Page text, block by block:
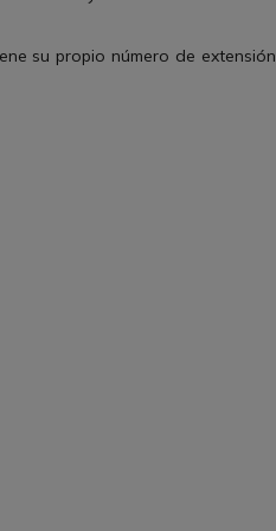
su propio número de extensión,